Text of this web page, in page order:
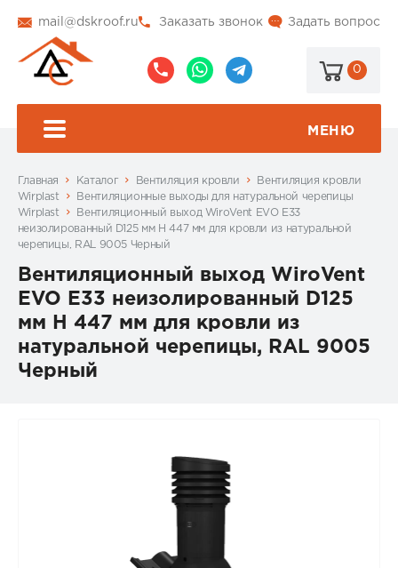
mail@dskroof.ru Задать вопрос
Заказать звонок
0
МЕНЮ
Главная Каталог Вентиляция кровли
Вентиляция кровли
Wirplast
Вентиляционные выходы для натуральной черепицы
Wirplast
Вентиляционный выход WiroVent EVO E33
неизолированный D125 мм Н 447 мм для кровли из натуральной
черепицы, RAL 9005 Черный
Вентиляционный выход WiroVent
EVO E33 неизолированный D125
мм Н 447 мм для кровли из
натуральной черепицы, RAL 9005
Черный